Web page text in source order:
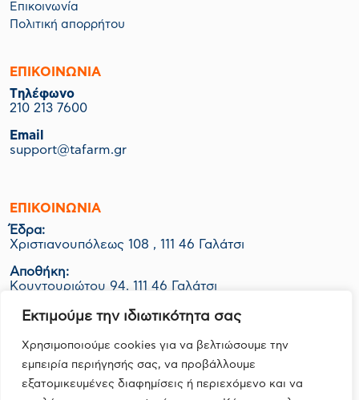
Εκτιμούμε την ιδιωτικότητα σας
Χρησιμοποιούμε cookies για να βελτιώσουμε την
εμπειρία περιήγησής σας, να προβάλλουμε
εξατομικευμένες διαφημίσεις ή περιεχόμενο και να
Επικοινωνία
Πολιτική απορρήτου
ΕΠΙΚΟΙΝΩΝΙΑ
Tηλέφωνο
210 213 7600
Email
support@tafarm.gr
ΕΠΙΚΟΙΝΩΝΊΑ
Έδρα:
Χριστιανουπόλεως 108 , 111 46 Γαλάτσι
Αποθήκη:
Κουντουριώτου 94, 111 46 Γαλάτσι
Εργοστάσιο-Logistics:
ΒΙΟ.ΠΑ Κερατέας Ο.Τ. 1048 Οικ. 06Ν, 190 01 Ζαπάνι
FOLLOW US